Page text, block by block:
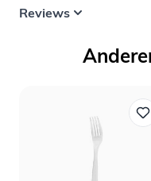
Reviews